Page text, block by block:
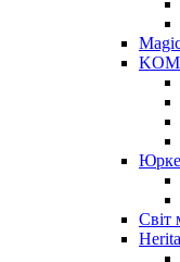
Світ